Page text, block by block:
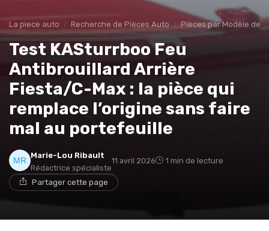
La piece auto Recherche de Pièces Auto Pièces par Modèle de
Test KASturrboo Feu
Antibrouillard Arrière
Fiesta/C-Max : la pièce qui
remplace l’origine sans faire
mal au portefeuille
Marie-Lou Ribault
Rédactrice spécialiste
11 avril 2026 1 min de lecture
Partager cette page